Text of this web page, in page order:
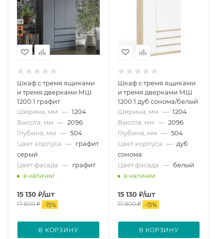
Шкаф с тремя ящиками
и тремя дверками МШ
1200.1 графит
Ширина, мм — 1204
Высота, мм — 2096
Глубина, мм — 504
Цвет корпуса — графит
серый
Цвет фасада — графит
в наличии
15 130 ₽/шт
17 800₽ -15%
В КОРЗИНУ
Шкаф с тремя ящиками
и тремя дверками МШ
1200.1 дуб сонома/белый
Ширина, мм — 1204
Высота, мм — 2096
Глубина, мм — 504
Цвет корпуса — дуб
сонома
Цвет фасада — белый
в наличии
15 130 ₽/шт
17 800₽ -15%
В КОРЗИНУ